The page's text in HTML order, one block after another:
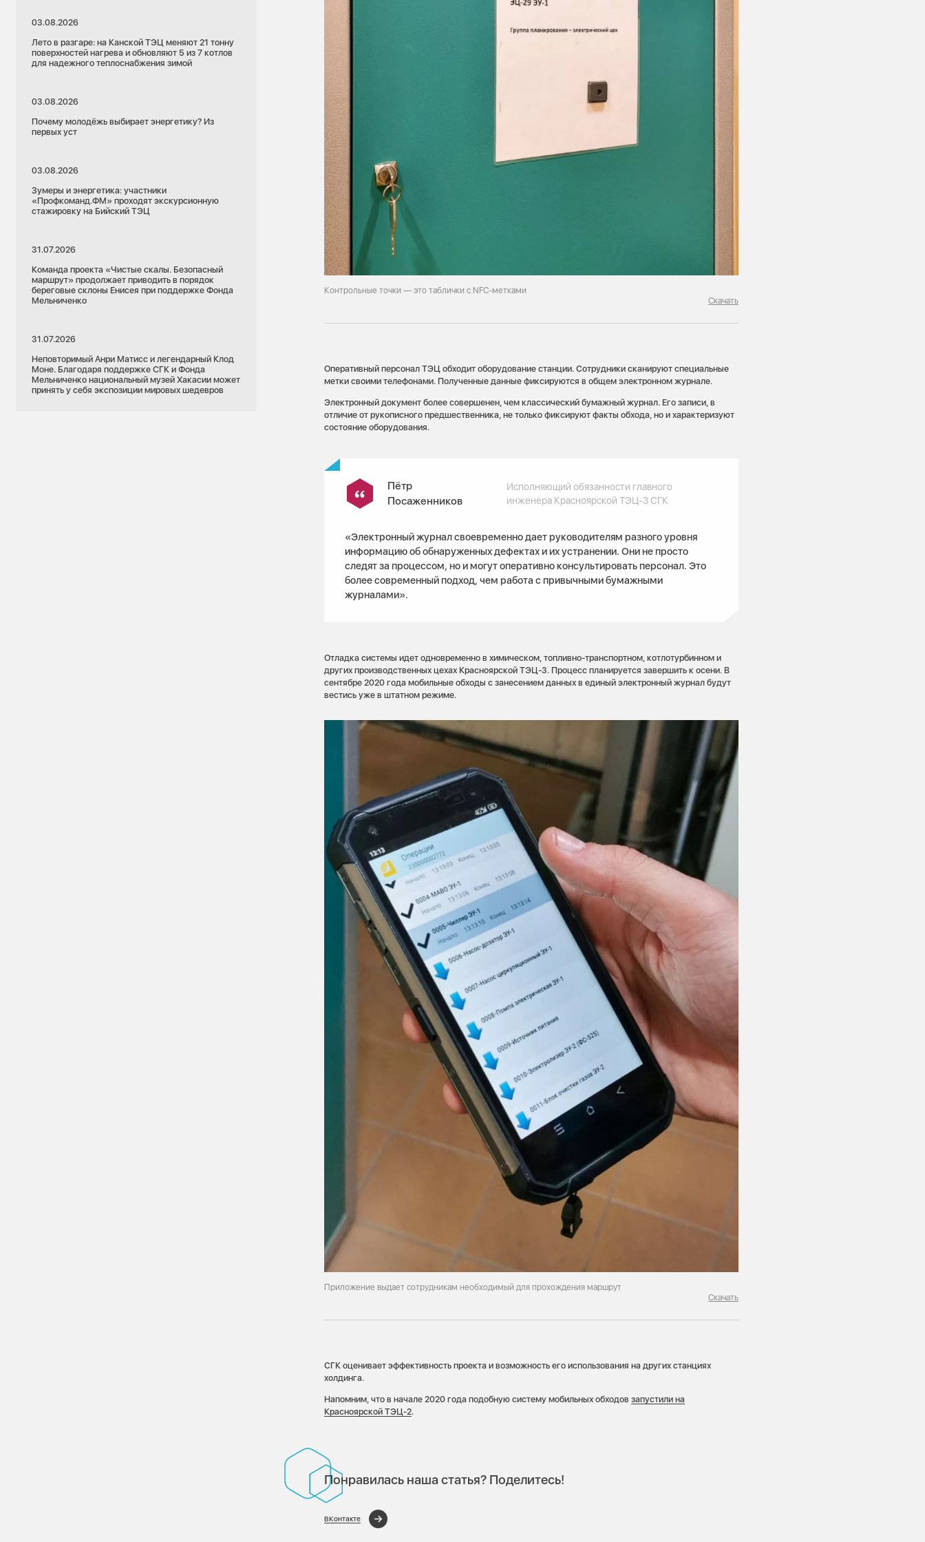
03.08.2026
Лето в разгаре: на Канской ТЭЦ меняют 21 тонну
поверхностей нагрева и обновляют 5 из 7 котлов
для надежного теплоснабжения зимой
03.08.2026
Почему молодёжь выбирает энергетику? Из
первых уст
03.08.2026
Зумеры и энергетика: участники
«Профкоманд.ФМ» проходят экскурсионную
стажировку на Бийский ТЭЦ
31.07.2026
Команда проекта «Чистые скалы. Безопасный
маршрут» продолжает приводить в порядок
береговые склоны Енисея при поддержке Фонда
Мельниченко
31.07.2026
Неповторимый Анри Матисс и легендарный Клод
Моне. Благодаря поддержке СГК и Фонда
Мельниченко национальный музей Хакасии может
принять у себя экспозиции мировых шедевров
Контрольные точки — это таблички с NFC-метками
Скачать
Оперативный персонал ТЭЦ обходит оборудование станции. Сотрудники сканируют специальные
метки своими телефонами. Полученные данные фиксируются в общем электронном журнале.
Электронный документ более совершенен, чем классический бумажный журнал. Его записи, в
отличие от рукописного предшественника, не только фиксируют факты обхода, но и характеризуют
состояние оборудования.
Пётр
Посаженников
Исполняющий обязанности главного
инженера Красноярской ТЭЦ-3 СГК
«Электронный журнал своевременно дает руководителям разного уровня
информацию об обнаруженных дефектах и их устранении. Они не просто
следят за процессом, но и могут оперативно консультировать персонал. Это
более современный подход, чем работа с привычными бумажными
журналами».
Отладка системы идет одновременно в химическом, топливно-транспортном, котлотурбинном и
других производственных цехах Красноярской ТЭЦ-3. Процесс планируется завершить к осени. В
сентябре 2020 года мобильные обходы с занесением данных в единый электронный журнал будут
вестись уже в штатном режиме.
Приложение выдает сотрудникам необходимый для прохождения маршрут
Скачать
СГК оценивает эффективность проекта и возможность его использования на других станциях
холдинга.
Напомним, что в начале 2020 года подобную систему мобильных обходовзапустили на
Красноярской ТЭЦ-2.
Понравилась наша статья? Поделитесь!
ВКонтакте